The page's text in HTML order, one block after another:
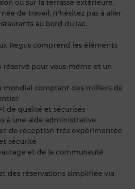
ou sur la terrasse extérieure.
de travail, n'hésitez pas à aller
au bord du lac.
Regus comprend les éléments
réservé pour vous-même et un
mondial comptant des milliers de
de qualité et sécurisés
à une aide administrative
et de réception très expérimentée
sécurité
et de la communauté
des réservations simplifiée via